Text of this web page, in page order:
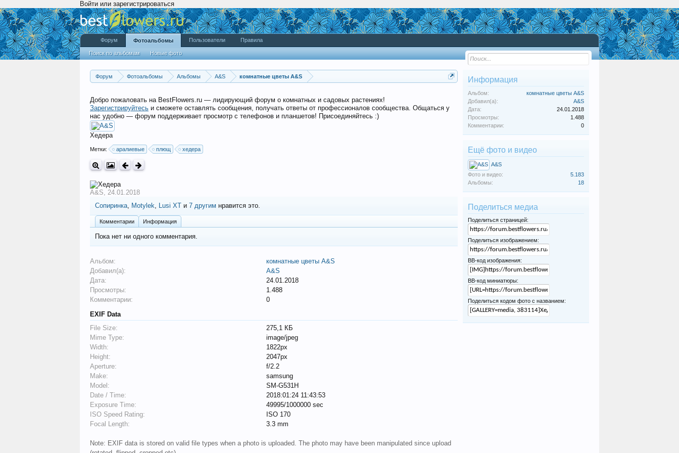
Войти или зарегистрироваться
Форум Фотоальбомы Альбомы A&S комнатные цветы A&S
Добро пожаловать на BestFlowers.ru — лидирующий форум о комнатных и садовых растениях!
Зарегистрируйтесь и сможете оставлять сообщения, получать ответы от профессионалов сообщества. Общаться у
нас удобно — форум поддерживает просмотр с телефонов и планшетов! Присоединяйтесь :)
Хедера
Метки: аралиевые плющ хедера
A&S, 24.01.2018
Сопиринка, Motylek, Lusi XT и 7 другим нравится это.
Комментарии Информация
Пока нет ни одного комментария.
Альбом:
комнатные цветы A&S
Добавил(а):
A&S
Дата:
24.01.2018
Просмотры:
1.488
Комментарии:
0
EXIF Data
File Size:
275,1 КБ
Mime Type:
image/jpeg
Width:
1822px
Height:
2047px
Aperture:
f/2.2
Make:
samsung
Model:
SM-G531H
Date / Time:
2018:01:24 11:43:53
Exposure Time:
49995/1000000 sec
ISO Speed Rating:
ISO 170
Focal Length:
3.3 mm
Note: EXIF data is stored on valid file types when a photo is uploaded. The photo may have been manipulated since upload
Информация
Альбом:
комнатные цветы A&S
Добавил(а):
A&S
Дата:
24.01.2018
Просмотры:
1.488
Комментарии:
0
Ещё фото и видео
A&S
Фото и видео:
5.183
Альбомы:
18
Поделиться медиа
Поделиться страницей:
Поделиться изображением:
BB-код изображения:
BB-код миниатюры:
Поделиться кодом фото с названием:
Форум Фотоальбомы
Поиск по альбомам Новые фото
Пользователи Правила